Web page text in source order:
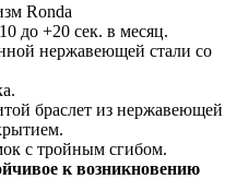
Ronda
до +20 сек. в месяц.
нержавеющей стали со
браслет из нержавеющей
с тройным сгибом.
к возникновению